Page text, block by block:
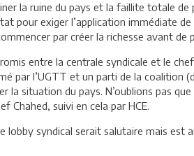
la ruine du pays et la faillite totale
pour exiger l’application immédiate
par créer la richesse avant de
entre la centrale syndicale et le
par l’UGTT et un parti de la coalition
la situation du pays. N’oublions pas
Chahed, suivi en cela par HCE.
syndical serait salutaire mais est